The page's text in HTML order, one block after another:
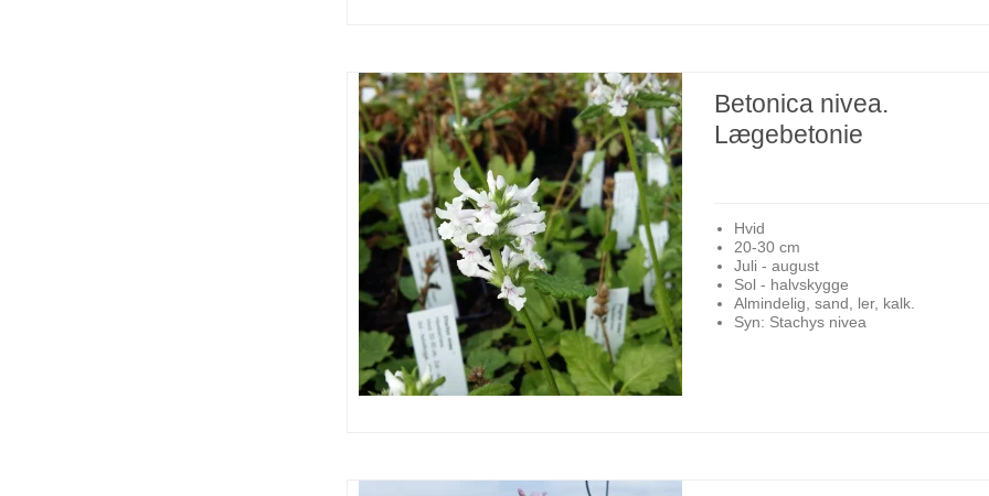
Betonica nivea.
Lægebetonie
Hvid
20-30 cm
Juli - august
Sol - halvskygge
Almindelig, sand, ler, kalk.
Syn: Stachys nivea